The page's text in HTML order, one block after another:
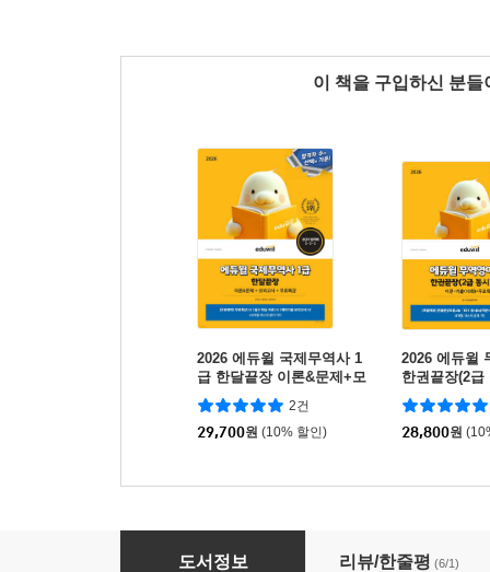
이 책을 구입하신 분
2026 에듀윌 국제무역사 1
급 한달끝장 이론&문제+모
의고사+무료특강
2건
29,700원 (10% 할인)
2026 에듀윌
한권끝장(2급
28,800원
2026 에듀윌 물류관리사 한권끝장+무료특강
도서정보 리뷰/한줄평 (6/1)